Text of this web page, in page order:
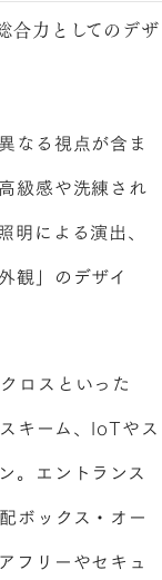
合力としてのデザ
なる視点が含ま
級感や洗練され
による演出、
観」のデザイ
ロスといった
キーム、IoTやス
。エントランス
ボックス・オー
フリーやセキュ